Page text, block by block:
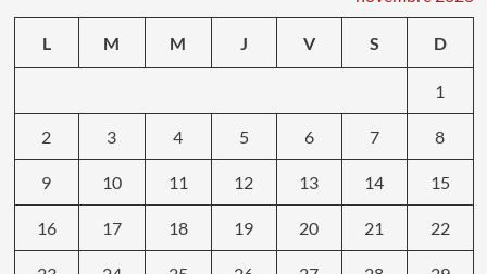
L M M J V S D
1
2 3 4 5 6 7 8
9 10 11 12 13 14 15
16 17 18 19 20 21 22